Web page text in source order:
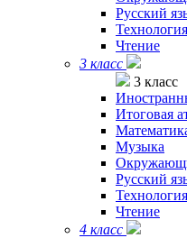
Русский
Чтение
3 класс
3 класс
Итоговая
Музыка
Русский
Чтение
4 класс